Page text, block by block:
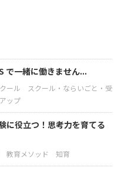
で一緒に働きません...
ール
スクール・ならいごと・受
ップ
に役立つ！思考力を育てる
教育メソッド 知育